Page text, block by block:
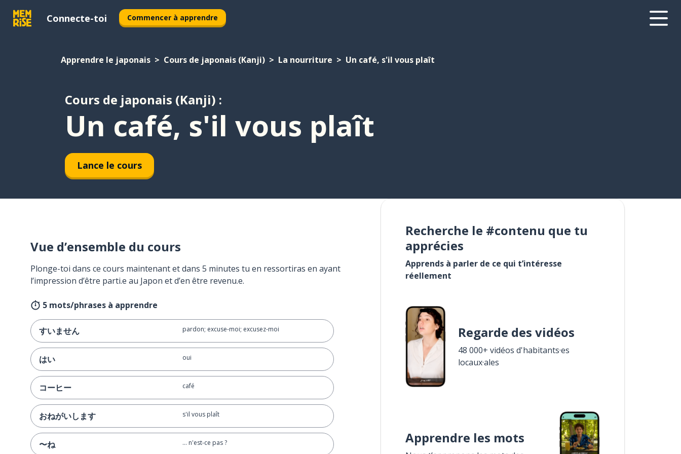
Connecte-toi Commencer à apprendre
Apprendre le japonais Cours de japonais (Kanji) La nourriture Un café, s'il vous plaît
Cours de japonais (Kanji) :
Un café, s'il vous plaît
Lance le cours
Vue d’ensemble du cours
Plonge-toi dans ce cours maintenant et dans 5 minutes tu en ressortiras en ayant
l’impression d’être parti.e au Japon et d’en être revenu.e.
5 mots/phrases à apprendre
すいません pardon; excuse-moi; excusez-moi
はい oui
コーヒー café
おねがいします s'il vous plaît
〜ね … n'est-ce pas ?
Recherche le #contenu que tu
apprécies
Apprends à parler de ce qui t’intéresse
réellement
Regarde des vidéos
48 000+ vidéos d'habitants·es
locaux·ales
Apprendre les mots